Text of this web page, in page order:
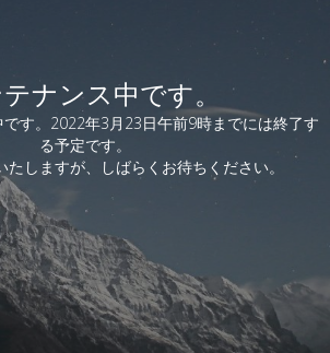
ナンス中です。
す。2022年3月23日午前9時までには終了す
る予定です。
しますが、しばらくお待ちください。